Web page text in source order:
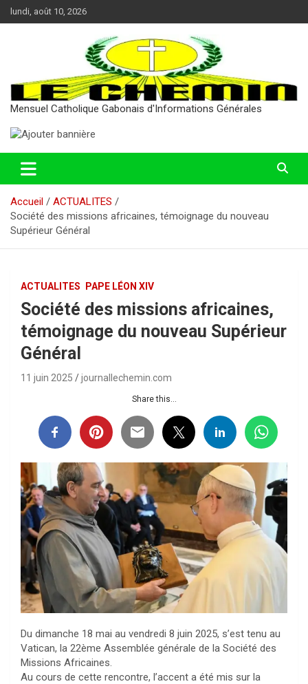
Aller
au
lundi, août 10, 2026
Mensuel Catholique Gabonais d'Informations Générales
Accueil
ACTUALITES
Société des missions africaines, témoignage du nouveau
Supérieur Général
ACTUALITES PAPE LÉON XIV
Société des missions africaines,
témoignage du nouveau Supérieur
Général
11 juin 2025 journallechemin.com
Share this...
Du dimanche 18 mai au vendredi 8 juin 2025, s’est tenu au
Vatican, la 22ème Assemblée générale de la Société des
Missions Africaines.
Au cours de cette rencontre, l’accent a été mis sur la